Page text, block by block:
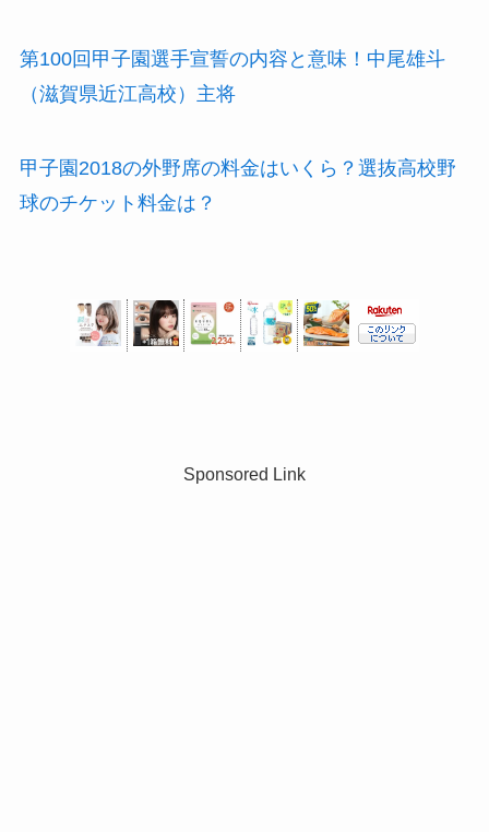
第100回甲子園選手宣誓の内容と意味！中尾雄斗
（滋賀県近江高校）主将
甲子園2018の外野席の料金はいくら？選抜高校野
球のチケット料金は？
Sponsored Link